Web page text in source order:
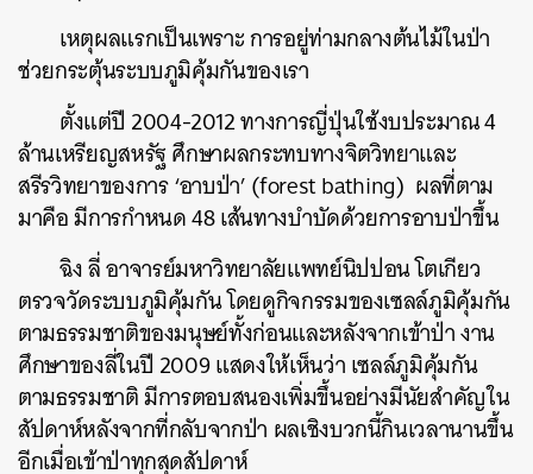
เหตุผลแรกเป็นเพราะ การอยู่ท่ามกลางต้นไม้ในป่า
ช่วยกระตุ้นระบบภูมิคุ้มกันของเรา
ตั้งแต่ปี 2004-2012 ทางการญี่ปุ่นใช้งบประมาณ 4
ล้านเหรียญสหรัฐ ศึกษาผลกระทบทางจิตวิทยาและ
สรีรวิทยาของการ ‘อาบป่า’ (forest bathing) ผลที่ตาม
มาคือ มีการกำหนด 48 เส้นทางบำบัดด้วยการอาบป่าขึ้น
ฉิง ลี่ อาจารย์มหาวิทยาลัยแพทย์นิปปอน โตเกียว
ตรวจวัดระบบภูมิคุ้มกัน โดยดูกิจกรรมของเซลล์ภูมิคุ้มกัน
ตามธรรมชาติของมนุษย์ทั้งก่อนและหลังจากเข้าป่า งาน
ศึกษาของลี่ในปี 2009 แสดงให้เห็นว่า เซลล์ภูมิคุ้มกัน
ตามธรรมชาติ มีการตอบสนองเพิ่มขึ้นอย่างมีนัยสำคัญใน
สัปดาห์หลังจากที่กลับจากป่า ผลเชิงบวกนี้กินเวลานานขึ้น
อีกเมื่อเข้าป่าทุกสุดสัปดาห์